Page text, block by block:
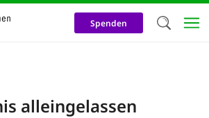
Spenden
alleingelassen